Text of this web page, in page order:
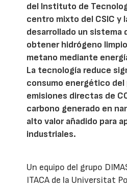
del Instituto de
centro mixto del CSIC y
desarrollado un sistema
obtener hidrógeno
metano mediante
La tecnología reduce
consumo energético
emisiones directas de
carbono generado en
alto valor añadido para
industriales.
Un equipo del grupo
ITACA de la Universitat